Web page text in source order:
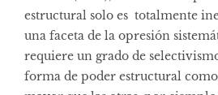
estructural solo es totalmente
una faceta de la opresión
requiere un grado de
forma de poder estructural